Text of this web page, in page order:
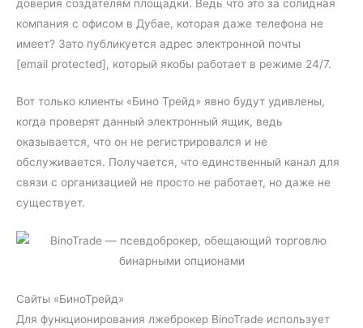
доверия создателям площадки. Ведь что это за солидная
компания с офисом в Дубае, которая даже телефона не
имеет? Зато публикуется адрес электронной почты
[email protected], который якобы работает в режиме 24/7.
Вот только клиенты «Бино Трейд» явно будут удивлены,
когда проверят данный электронный ящик, ведь
оказывается, что он не регистрировался и не
обслуживается. Получается, что единственный канал для
связи с организацией не просто не работает, но даже не
существует.
Сайты «БиноТрейд»
Для функционирования лжеброкер BinoTrade использует